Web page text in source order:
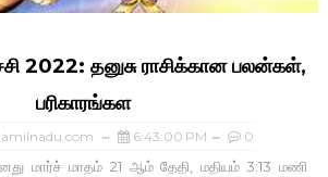
2022: தனுசு ராசிக்கான பலன்கள்,
பரிகாரங்கள
6:43:00 PM 0
மார்ச் மாதம் 21 ஆம் தேதி, மதியம் 3:13 மணி